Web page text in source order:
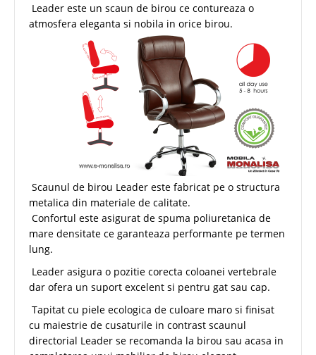
Leader este un scaun de birou ce contureaza o
atmosfera eleganta si nobila in orice birou.
Scaunul de birou Leader este fabricat pe o structura
metalica din materiale de calitate.
Confortul este asigurat de spuma poliuretanica de
mare densitate ce garanteaza performante pe termen
lung.
Leader asigura o pozitie corecta coloanei vertebrale
dar ofera un suport excelent si pentru gat sau cap.
Tapitat cu piele ecologica de culoare maro si finisat
cu maiestrie de cusaturile in contrast scaunul
directorial Leader se recomanda la birou sau acasa in